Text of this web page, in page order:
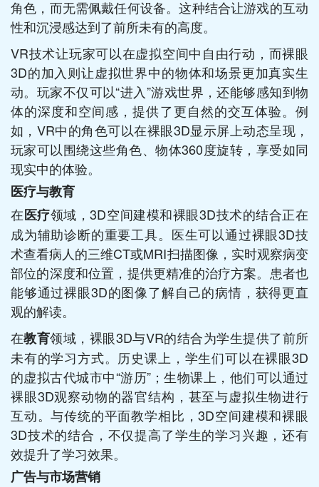
角色，而无需佩戴任何设备。这种结合让游戏的互动
性和沉浸感达到了前所未有的高度。
VR技术让玩家可以在虚拟空间中自由行动，而裸眼
3D的加入则让虚拟世界中的物体和场景更加真实生
动。玩家不仅可以“进入”游戏世界，还能够感知到物
体的深度和空间感，提供了更自然的交互体验。例
如，VR中的角色可以在裸眼3D显示屏上动态呈现，
玩家可以围绕这些角色、物体360度旋转，享受如同
现实中的体验。
医疗与教育
在医疗领域，3D空间建模和裸眼3D技术的结合正在
成为辅助诊断的重要工具。医生可以通过裸眼3D技
术查看病人的三维CT或MRI扫描图像，实时观察病变
部位的深度和位置，提供更精准的治疗方案。患者也
能够通过裸眼3D的图像了解自己的病情，获得更直
观的解读。
在教育领域，裸眼3D与VR的结合为学生提供了前所
未有的学习方式。历史课上，学生们可以在裸眼3D
的虚拟古代城市中“游历”；生物课上，他们可以通过
裸眼3D观察动物的器官结构，甚至与虚拟生物进行
互动。与传统的平面教学相比，3D空间建模和裸眼
3D技术的结合，不仅提高了学生的学习兴趣，还有
效提升了学习效果。
广告与市场营销